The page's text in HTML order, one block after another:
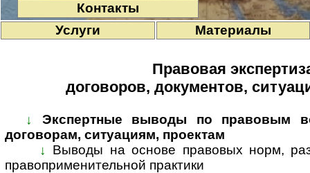
Контакты
Услуги
Материалы
Правовая
договоров, документов,
↓
Экспертные выводы по правовым
договорам, ситуациям, проектам
↓
Выводы на основе правовых норм,
пра­во­при­ме­ни­тель­ной прак­тики